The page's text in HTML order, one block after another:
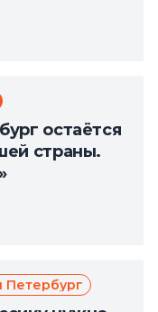
остаётся
страны.
Петербург